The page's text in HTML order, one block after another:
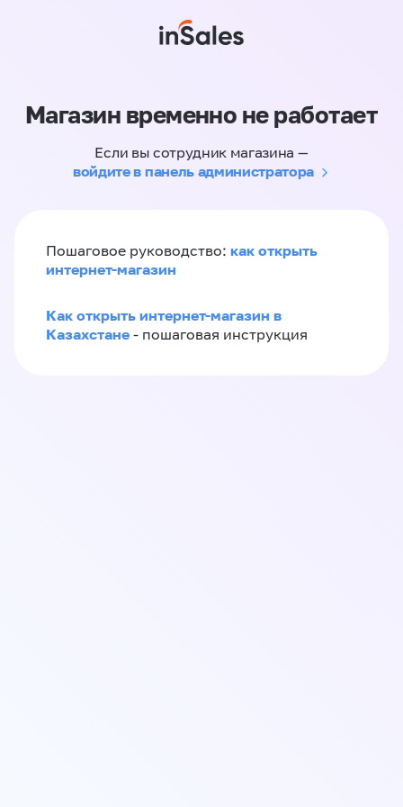
Магазин временно не работает
Если вы сотрудник магазина —
войдите в панель администратора
Пошаговое руководство: как открыть
интернет-магазин
Как открыть интернет-магазин в
Казахстане - пошаговая инструкция